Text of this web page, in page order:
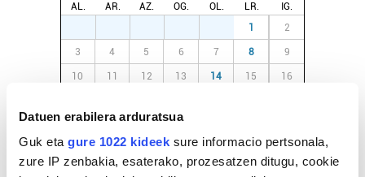
Datuen erabilera arduratsua
Guk eta gure 1022 kideek sure informacio pertsonala,
zure IP zenbakia, esaterako, prozesatzen ditugu, cookie
AL. AR. AZ. OG. OL. LR.
IG.
1 2
3 4 5 6 7 8 9
10 11 12 13 14 15 16
24 25 26 27
31 1 2 3 4 5 6